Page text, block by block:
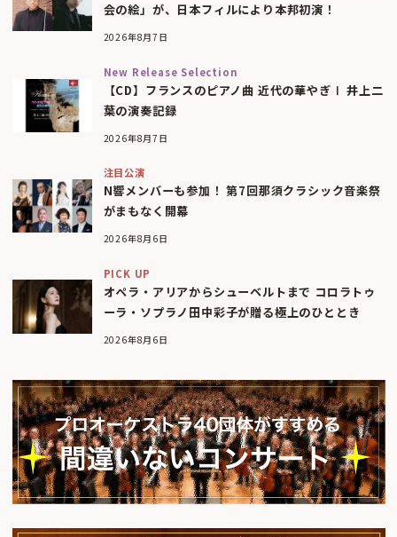
会の絵」が、日本フィルにより本邦初演！
2026年8月7日
New Release Selection
【CD】フランスのピアノ曲 近代の華やぎⅠ 井上二
葉の演奏記録
2026年8月7日
注目公演
N響メンバーも参加！ 第7回那須クラシック音楽祭
がまもなく開幕
2026年8月6日
PICK UP
オペラ・アリアからシューベルトまで コロラトゥ
ーラ・ソプラノ田中彩子が贈る極上のひととき
2026年8月6日